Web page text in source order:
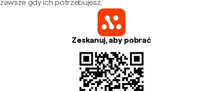
zawsze gdy ich potrzebujesz.
Zeskanuj, aby pobrać